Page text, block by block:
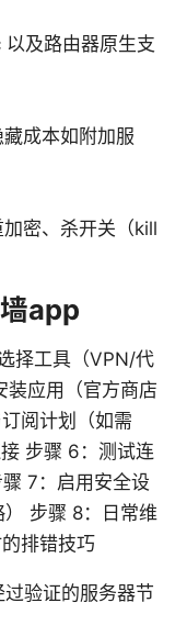
及路由器原生支
成本如附加服
密、杀开关（kill
app
择工具（VPN/代
应用（官方商店
阅计划（如需
步骤 6：测试连
7：启用安全设
步骤 8：日常维
排错技巧
验证的服务器节